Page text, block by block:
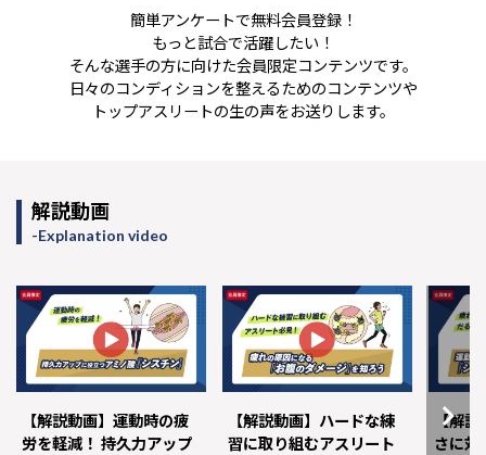
簡単アンケートで無料会員登録！
もっと試合で活躍したい！
そんな選手の方に向けた会員限定コンテンツです。
日々のコンディションを整えるためのコンテンツや
トップアスリートの生の声をお送りします。
解説動画
Explanation video
【解説動画】運動時の疲
労を軽減！ 持久力アップ
【解説動画】ハードな練
習に取り組むアスリート
【解
さに対